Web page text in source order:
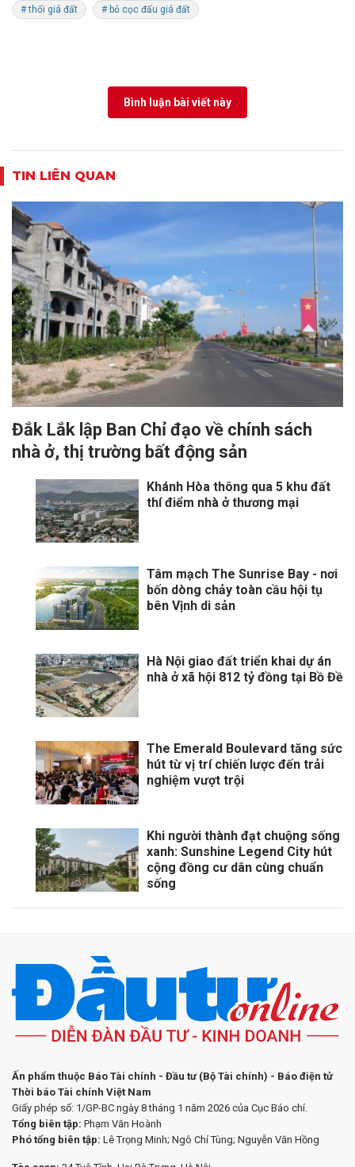
# thổi giá đất # bỏ cọc đấu giá đất
Bình luận bài viết này
TIN LIÊN QUAN
Đắk Lắk lập Ban Chỉ đạo về chính sách
nhà ở, thị trường bất động sản
Khánh Hòa thông qua 5 khu đất
thí điểm nhà ở thương mại
Tâm mạch The Sunrise Bay - nơi
bốn dòng chảy toàn cầu hội tụ
bên Vịnh di sản
Hà Nội giao đất triển khai dự án
nhà ở xã hội 812 tỷ đồng tại Bồ Đề
The Emerald Boulevard tăng sức
hút từ vị trí chiến lược đến trải
nghiệm vượt trội
Khi người thành đạt chuộng sống
xanh: Sunshine Legend City hút
cộng đồng cư dân cùng chuẩn
sống
Ấn phẩm thuộc Báo Tài chính - Đầu tư (Bộ Tài chính) - Báo điện tử
Thời báo Tài chính Việt Nam
Giấy phép số: 1/GP-BC ngày 8 tháng 1 năm 2026 của Cục Báo chí.
Tổng biên tập: Phạm Văn Hoành
Phó tổng biên tập: Lê Trọng Minh; Ngô Chí Tùng; Nguyễn Văn Hồng